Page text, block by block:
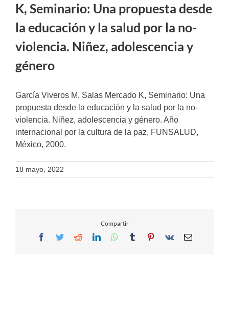
K, Seminario: Una propuesta desde
la educación y la salud por la no-
violencia. Niñez, adolescencia y
género
García Viveros M, Salas Mercado K, Seminario: Una
propuesta desde la educación y la salud por la no-
violencia. Niñez, adolescencia y género. Año
internacional por la cultura de la paz, FUNSALUD,
México, 2000.
18 mayo, 2022
Compartir
Facebook
TwitterRedditLinkedInWhatsApp
TumblrPinterest
Vk Email